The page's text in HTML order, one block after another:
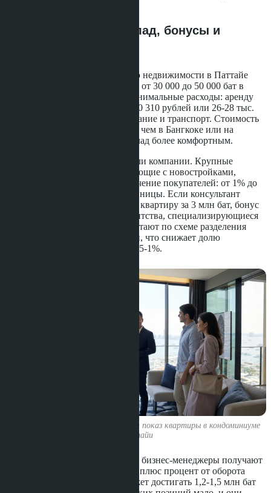
Структура дохода: оклад, бонусы и
Международный консультант по недвижимости в Паттайе
обычно получает базовый оклад от 30 000 до 50 000 бат в
месяц. Эта сумма покрывает минимальные расходы: аренду
студии в центре города (около 30 310 рублей или 26-28 тыс.
бат), коммунальные услуги, питание и транспорт. Стоимость
жизни в Паттайе остаётся ниже, чем в Бангкоке или на
Пхукете, что делает базовый оклад более комфортным.
Бонусная часть зависит от модели компании. Крупные
девелоперы и агентства, работающие с новостройками,
выплачивают бонусы за привлечение покупателей: от 1% до
3% от стоимости проданной единицы. Если консультант
привёл клиента, который купил квартиру за 3 млн бат, бонус
составит 30 000-90 000 бат. Агентства, специализирующиеся
на вторичном рынке, часто работают по схеме разделения
комиссии с тайскими брокерами, что снижает долю
иностранного специалиста до 0,5-1%.
Агент по недвижимости проводит показ квартиры в кондоминиуме
Паттайи
Руководители отделов продаж и бизнес-менеджеры получают
оклады от 60 000 до 100 000 бат плюс процент от оборота
команды. Их годовой доход может достигать 1,2-1,5 млн бат